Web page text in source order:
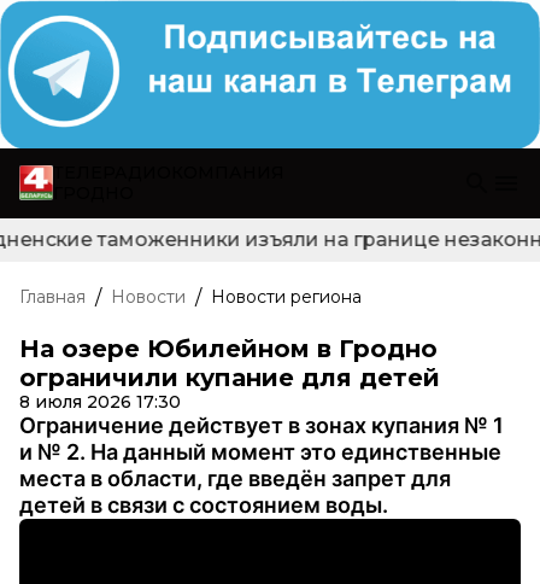
таможенники изъяли на границе
Главная / Новости / Новости региона
На озере Юбилейном в Гродно
ограничили купание для детей
8 июля 2026 17:30
Ограничение действует в зонах купания № 1
и № 2. На данный момент это единственные
места в области, где введён запрет для
детей в связи с состоянием воды.